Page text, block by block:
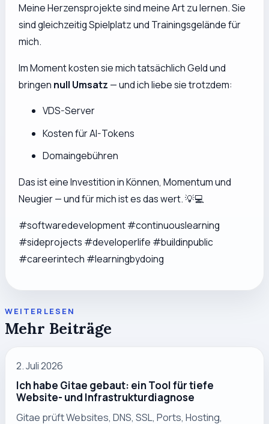
Meine Herzensprojekte sind meine Art zu lernen. Sie
sind gleichzeitig Spielplatz und Trainingsgelände für
mich.
Im Momentkostensie mich tatsächlich Geld und
bringen null Umsatz — und ich liebe sie trotzdem:
VDS-Server
Kosten für AI-Tokens
Domaingebühren
Das ist eine Investition in Können, Momentum und
Neugier — und für mich ist es das wert. 💡💻
#softwaredevelopment #continuouslearning
#sideprojects #developerlife #buildinpublic
#careerintech #learningbydoing
WEITERLESEN
Mehr Beiträge
2. Juli 2026
Ich habe Gitae gebaut: ein Tool für tiefe
Website- und Infrastrukturdiagnose
Gitae prüft Websites, DNS, SSL, Ports, Hosting,